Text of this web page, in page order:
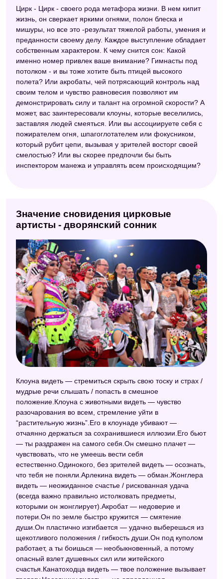
Сонник Симеона Прозорова
Американский сонник Дениз Линн
Самоучитель по толкованию снов
Сонник идиом
Сонник ХХ века
Сонник XXI века
Большой сонник (Наталья Степанова)
Сонник для девочек
Сонник 2012
Сонник Странника
Новейший сонник
Сонник Кананита
Сонник Хассе
Цирк - Цирк - своего рода метафора жизни. В нем кипит
жизнь, он сверкает яркими огнями, полон блеска и
мишуры, но все это -результат тяжелой работы, умения и
преданности своему делу. Каждое выступление обладает
собственным характером. К чему снится сон: Какой
именно номер привлек ваше внимание? Гимнасты под
потолком - и вы тоже хотите быть птицей высокого
полета? Или акробаты, чей потрясающий контроль над
своим телом и чувство равновесия позволяют им
демонстрировать силу и талант на огромной скорости? А
может, вас заинтересовали клоуны, которые веселились,
заставляя людей смеяться. Или вы ассоциируете себя с
пожирателем огня, шпагоглотателем или фокусником,
который рубит цепи, вызывая у зрителей восторг своей
смелостью? Или вы скорее предпочли бы быть
инспектором манежа и управлять всем происходящим?
Значение сновидения цирковые
артисты - дворянский сонник
Клоуна видеть — стремиться скрыть свою тоску и страх /
мудрые речи слышать / попасть в смешное
положение.Клоуна с животными видеть — чувство
разочарования во всем, стремление уйти в
“растительную жизнь”.Его в клоунаде убивают —
отчаянно держаться за сохранившиеся иллюзии.Его бьют
— ты раздражен на самого себя.Он смешно плачет —
чувствовать, что не умеешь вести себя
естественно.Одинокого, без зрителей видеть — осознать,
что тебя не поняли.Арлекина видеть — обман.Жонглера
видеть — неожиданное счастье / рискованная удача
(всегда важно правильно истолковать предметы,
которыми он жонглирует).Акробат — недоверие и
потери.Он по земле быстро кружится — смятение
души.Он пластично изгибается — удачно выберешься из
щекотливого положения / гибкость души.Он под куполом
работает, а ты боишься — необыкновенный, а потому
опасный взлет душевных сил или житейского
счастья.Канатоходца видеть — твое положение вызывает